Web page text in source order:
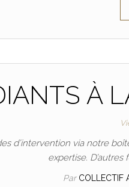
À
d’intervention via notre
expertise. D’autres
Par COLLECTIF